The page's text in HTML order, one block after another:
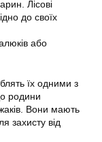
Лісові
до своїх
або
їх одними з
родини
Вони мають
захисту від